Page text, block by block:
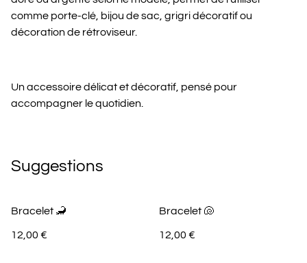
comme porte-clé, bijou de sac, grigri décoratif ou
décoration de rétroviseur.
Un accessoire délicat et décoratif, pensé pour
accompagner le quotidien.
Suggestions
Bracelet 🦂
12,00 €
Bracelet 🐚
12,00 €